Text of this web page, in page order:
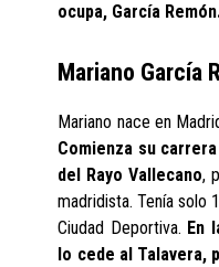
ocupa, García
Mariano García
Mariano nace en
Comienza su
del Rayo Vallecano,
madridista. Tenía solo
Ciudad Deportiva. En
lo cede al Talavera,